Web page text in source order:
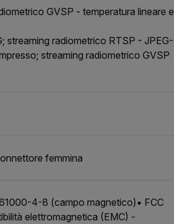
GVSP - temperatura lineare e
streaming radiometrico RTSP - JPEG-
streaming radiometrico GVSP
femmina
4-8 (campo magnetico)• FCC
elettromagnetica (EMC) -